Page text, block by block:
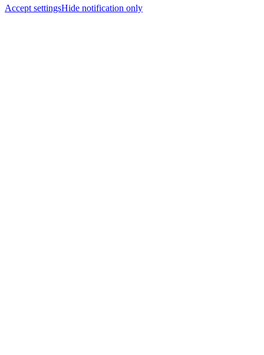
Accept settingsHide notification only